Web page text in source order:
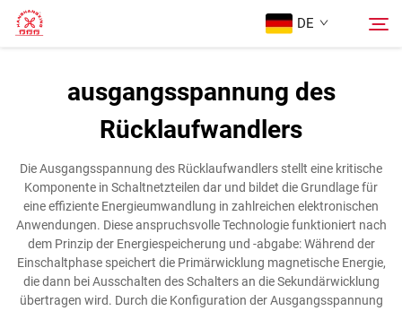
DE
Produkte
Über Uns
Fälle
Suche
ausgangsspannung des
Rücklaufwandlers
Die Ausgangsspannung des Rücklaufwandlers stellt eine kritische
Komponente in Schaltnetzteilen dar und bildet die Grundlage für
eine effiziente Energieumwandlung in zahlreichen elektronischen
Anwendungen. Diese anspruchsvolle Technologie funktioniert nach
dem Prinzip der Energiespeicherung und -abgabe: Während der
Einschaltphase speichert die Primärwicklung magnetische Energie,
die dann bei Ausschalten des Schalters an die Sekundärwicklung
übertragen wird. Durch die Konfiguration der Ausgangsspannung